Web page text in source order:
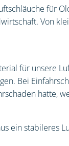
für
Von
für unsere
Bei
hatte,
ein stabileres